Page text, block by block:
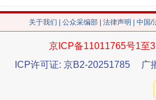
关于我们 公众采编部 法律声明 | 中国
京ICP备11011765号1至
ICP许可证: 京B2-20251785
广